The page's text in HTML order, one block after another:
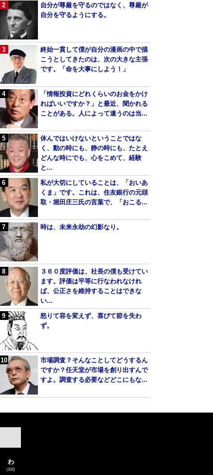
自分が尊厳を守るのではなく、尊厳が
自分を守るようにする。
終始一貫して僕が自分の漫画の中で描
こうとしてきたのは、次の大きな主張
です。「命を大事にしよう！」
「情報投資にどれくらいのお金をかけ
ればいいですか？」と最近、聞かれる
ことがある。人によって違うのは当...
休んではいけないということではな
く、動の時にも、静の時にも、たとえ
どんな時にでも、心をこめて、経験
と...
私が大切にしていることは、「おいあ
くま」です。これは、住友銀行の元頭
取・堀田庄三氏の言葉で、「おこる...
時は、未来永劫の幻影なり。
３６０度評価は、社長の僕も受けてい
ます。評価は平等に行なわれなけれ
ば、公正さを維持することはできな
い...
怒りて容を変えず、喜びて節を失わ
ず。
市場調査？そんなことしてどうするん
ですか？任天堂が市場を創り出すんで
すよ。調査する必要などどこにもな...
わ
(102)